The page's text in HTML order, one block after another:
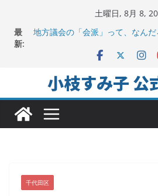
土曜日, 8月 8,
最
新:
地方議会の「会派」って、なんだ
ちよだの声ニュース No,9発信し
会」に参加
ヒートアイランド緩和のキーワ
小枝すみ子 公
千代田区